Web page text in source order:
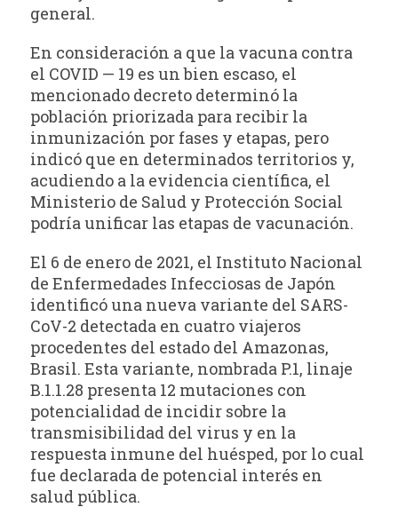
general.
En consideración a que la vacuna contra
el COVID — 19 es un bien escaso, el
mencionado decreto determinó la
población priorizada para recibir la
inmunización por fases y etapas, pero
indicó que en determinados territorios y,
acudiendo a la evidencia científica, el
Ministerio de Salud y Protección Social
podría unificar las etapas de vacunación.
El 6 de enero de 2021, el Instituto Nacional
de Enfermedades Infecciosas de Japón
identificó una nueva variante del SARS-
CoV-2 detectada en cuatro viajeros
procedentes del estado del Amazonas,
Brasil. Esta variante, nombrada P.1, linaje
B.1.1.28 presenta 12 mutaciones con
potencialidad de incidir sobre la
transmisibilidad del virus y en la
respuesta inmune del huésped, por lo cual
fue declarada de potencial interés en
salud pública.